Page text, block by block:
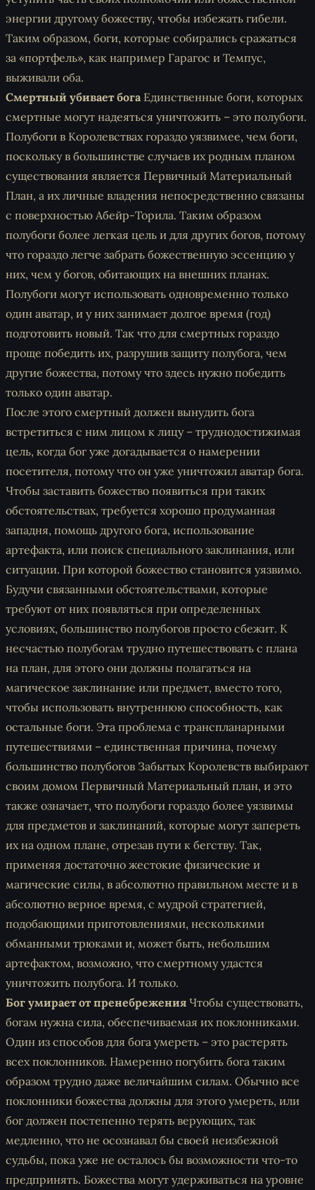
энергии другому божеству, чтобы избежать гибели.
Таким образом, боги, которые собирались сражаться
за «портфель», как например Гарагос и Темпус,
выживали оба.
Смертный убивает бога Единственные боги, которых
смертные могут надеяться уничтожить – это полубоги.
Полубоги в Королевствах гораздо уязвимее, чем боги,
поскольку в большинстве случаев их родным планом
существования является Первичный Материальный
План, а их личные владения непосредственно связаны
с поверхностью Абейр-Торила. Таким образом
полубоги более легкая цель и для других богов, потому
что гораздо легче забрать божественную эссенцию у
них, чем у богов, обитающих на внешних планах.
Полубоги могут использовать одновременно только
один аватар, и у них занимает долгое время (год)
подготовить новый. Так что для смертных гораздо
проще победить их, разрушив защиту полубога, чем
другие божества, потому что здесь нужно победить
только один аватар.
После этого смертный должен вынудить бога
встретиться с ним лицом к лицу – труднодостижимая
цель, когда бог уже догадывается о намерении
посетителя, потому что он уже уничтожил аватар бога.
Чтобы заставить божество появиться при таких
обстоятельствах, требуется хорошо продуманная
западня, помощь другого бога, использование
артефакта, или поиск специального заклинания, или
ситуации. При которой божество становится уязвимо.
Будучи связанными обстоятельствами, которые
требуют от них появляться при определенных
условиях, большинство полубогов просто сбежит. К
несчастью полубогам трудно путешествовать с плана
на план, для этого они должны полагаться на
магическое заклинание или предмет, вместо того,
чтобы использовать внутреннюю способность, как
остальные боги. Эта проблема с транспланарными
путешествиями – единственная причина, почему
большинство полубогов Забытых Королевств выбирают
своим домом Первичный Материальный план, и это
также означает, что полубоги гораздо более уязвимы
для предметов и заклинаний, которые могут запереть
их на одном плане, отрезав пути к бегству. Так,
применяя достаточно жестокие физические и
магические силы, в абсолютно правильном месте и в
абсолютно верное время, с мудрой стратегией,
подобающими приготовлениями, несколькими
обманными трюками и, может быть, небольшим
артефактом, возможно, что смертному удастся
уничтожить полубога. И только.
Бог умирает от пренебрежения Чтобы существовать,
богам нужна сила, обеспечиваемая их поклонниками.
Один из способов для бога умереть – это растерять
всех поклонников. Намеренно погубить бога таким
образом трудно даже величайшим силам. Обычно все
поклонники божества должны для этого умереть, или
бог должен постепенно терять верующих, так
медленно, что не осознавал бы своей неизбежной
судьбы, пока уже не осталось бы возможности что-то
предпринять. Божества могут удерживаться на уровне